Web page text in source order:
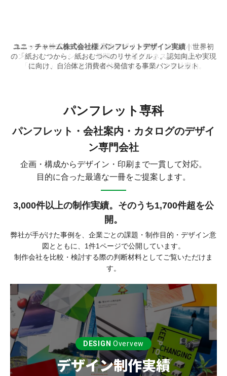
カネックス株式会社様 会社案内デザイン実績
ユニ・チャーム株式会社様 パンフレットデザイン実績｜世界初
の「紙おむつから、紙おむつへのリサイクル」。認知向上や実現
に向け、自治体と消費者へ発信する事業パンフレット
株式会社ヒカリ様 カタログデザイン実績
パンフレット専科
パンフレット・会社案内・カタログのデザイ
ン専門会社
企画・構成からデザイン・印刷まで一貫して対応。
目的に合った最適な一冊をご提案します。
3,000件以上の制作実績。そのうち1,700件超を公
開。
弊社が手がけた事例を、企業ごとの課題・制作目的・デザイン意
図とともに、1件1ページで公開しています。
制作会社を比較・検討する際の判断材料としてご覧いただけま
す。
DESIGN Overvew
デザイン制作実績